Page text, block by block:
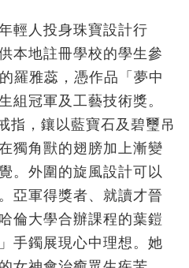
輕人投身珠寶設計行
本地註冊學校的學生參
羅雅蕊，憑作品「夢中
組冠軍及工藝技術獎。
指，鑲以藍寶石及碧璽吊
獨角獸的翅膀加上漸變
。外圍的旋風設計可以
亞軍得獎者、就讀才晉
倫大學合辦課程的葉鎧
手鐲展現心中理想。她